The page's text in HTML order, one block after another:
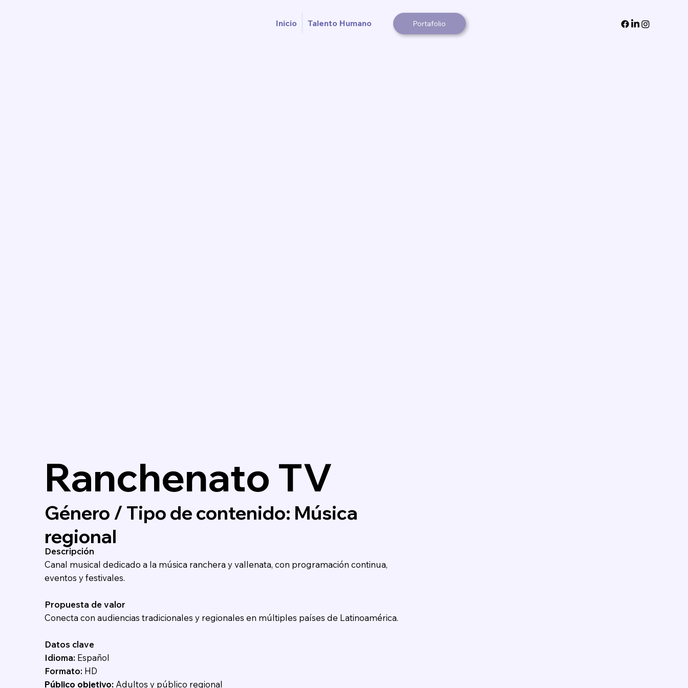
Inicio Talento Humano Portafolio
Ranchenato TV
Género / Tipo de contenido: Música
regional
Descripción
Canal musical dedicado a la música ranchera y vallenata, con programación continua,
eventos y festivales.
Propuesta de valor
Conecta con audiencias tradicionales y regionales en múltiples países de Latinoamérica.
Datos clave
Idioma: Español
Formato: HD
Público objetivo:Adultos y público regional